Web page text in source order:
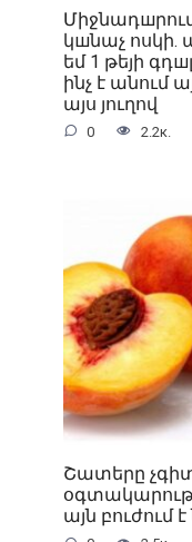
Միջնադшրում
կшնաչ
եմ 1 թեյի
ինչ է անում
այս յուղով
0 2.2к.
Շատերը
այն բուժում է